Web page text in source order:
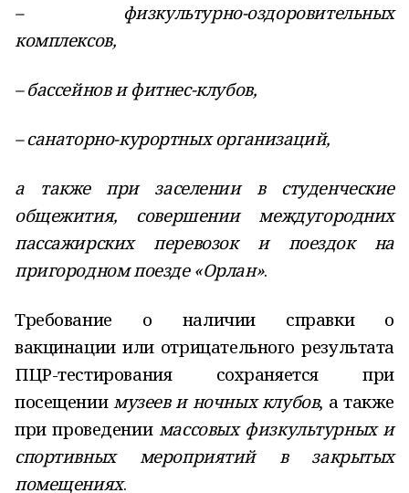
– физкультурно-оздоровительных
комплексов,
– бассейнов и фитнес-клубов,
– санаторно-курортных организаций,
а также при заселении в студенческие
общежития, совершении междугородних
пассажирских перевозок и поездок на
пригородном поезде «Орлан».
Требование о наличии справки о
вакцинации или отрицательного результата
ПЦР-тестирования сохраняется при
посещении музеев и ночных клубов, а также
при проведении массовых физкультурных и
спортивных мероприятий в закрытых
помещениях.